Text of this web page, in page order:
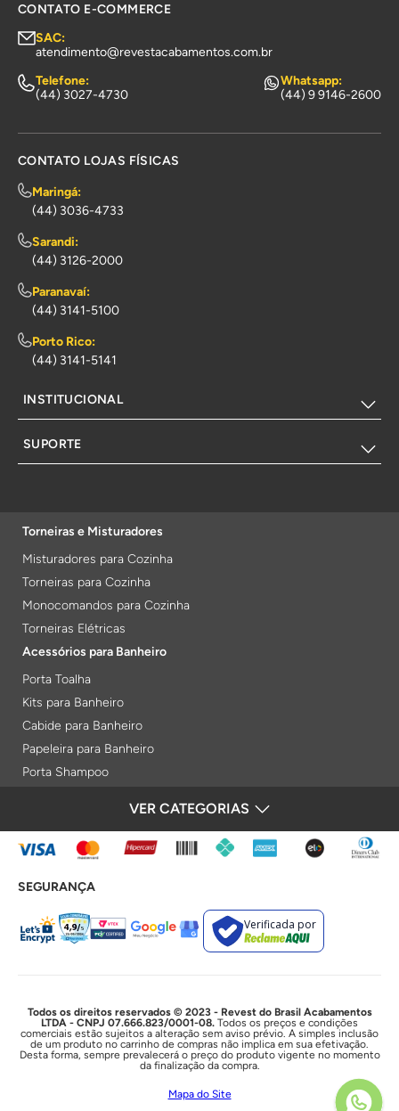
CONTATO E-COMMERCE
SAC:
atendimento@revestacabamentos.com.br
Telefone:
(44) 3027-4730
Whatsapp:
(44) 9 9146-2600
CONTATO LOJAS FÍSICAS
Maringá:
(44) 3036-4733
Sarandi:
(44) 3126-2000
Paranavaí:
(44) 3141-5100
Porto Rico:
(44) 3141-5141
INSTITUCIONAL
SUPORTE
Torneiras e Misturadores
Misturadores para Cozinha
Torneiras para Cozinha
Monocomandos para Cozinha
Torneiras Elétricas
Acessórios para Banheiro
Porta Toalha
Kits para Banheiro
Cabide para Banheiro
Papeleira para Banheiro
Porta Shampoo
Porta Toalha Aquecido
Gabinetes para Banheiro
Lixeiras
Acabamentos e Registros
Bases de Registros
Duchas e Chuveiros
Chuveiros Elétricos
Chuveiros
VER CATEGORIAS
FORMAS DE PAGAMENTO
SEGURANÇA
Verificada por
Todos os direitos reservados © 2023 - Revest do Brasil Acabamentos
LTDA - CNPJ 07.666.823/0001-08. Todos os preços e condições
comerciais estão sujeitos a alteração sem aviso prévio. A simples inclusão
de um produto no carrinho de compras não implica em sua efetivação.
Desta forma, sempre prevalecerá o preço do produto vigente no momento
da finalização da compra.
Mapa do Site